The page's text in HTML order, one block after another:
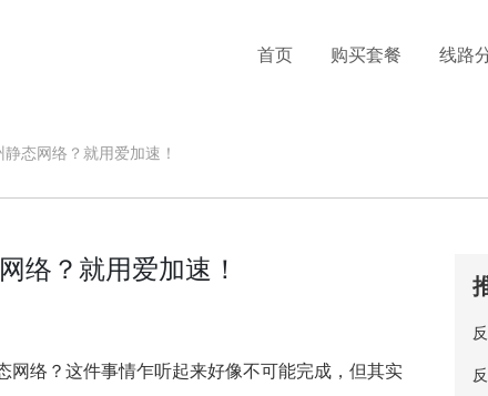
首页 购买套餐 线路
态网络？就用爱加速！
络？就用爱加速！
网络？这件事情乍听起来好像不可能完成，但其实